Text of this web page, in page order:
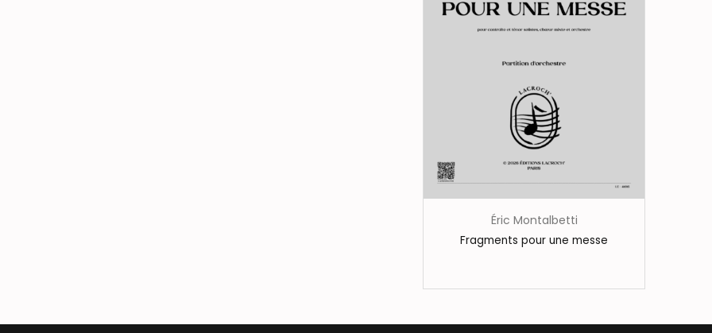
Éric Montalbetti
Fragments pour une messe